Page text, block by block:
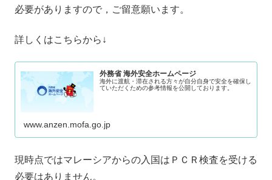
必要がありますので，ご留意願います。
詳しくはこちらから↓
外務省 海外安全ホームページ
海外に渡航・滞在される方々が自分自身で安全を確保し
ていただくための参考情報を公開しております。
www.anzen.mofa.go.jp
現時点ではマレーシアからの入国はＰＣＲ検査を受ける
必要はありません。